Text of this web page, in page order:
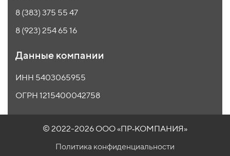
8 (383) 375 55 47
8 (923) 254 65 16
Данные компании
ИНН 5403065955
ОГРН 1215400042758
© 2022-2026 ООО «ПР‑КОМПАНИЯ»
Политика конфиденциальности